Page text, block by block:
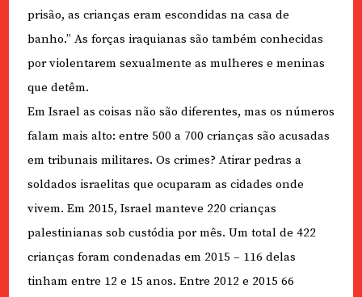
prisão, as crianças eram escondidas na casa de
banho.” As forças iraquianas são também conhecidas
por violentarem sexualmente as mulheres e meninas
que detêm.
Em Israel as coisas não são diferentes, mas os números
falam mais alto: entre 500 a 700 crianças são acusadas
em tribunais militares. Os crimes? Atirar pedras a
soldados israelitas que ocuparam as cidades onde
vivem. Em 2015, Israel manteve 220 crianças
palestinianas sob custódia por mês. Um total de 422
crianças foram condenadas em 2015 – 116 delas
tinham entre 12 e 15 anos. Entre 2012 e 2015 66